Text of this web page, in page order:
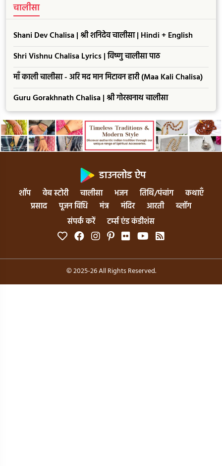
चालीसा
Shani Dev Chalisa | श्री शनिदेव चालीसा | Hindi + English
Shri Vishnu Chalisa Lyrics | विष्णु चालीसा पाठ
माँ काली चालीसा - अरि मद मान मिटावन हारी (Maa Kali Chalisa)
Guru Gorakhnath Chalisa | श्री गोरखनाथ चालीसा
डाउनलोड ऐप
शॉप वेब स्टोरी चालीसा भजन तिथि/पंचांग
कथाएँ
प्रसाद
पूजन विधि मंत्र मंदिर आरती
ब्लॉग
संपर्क करें
टर्म्स एंड कंडीशंस
© 2025-26 All Rights Reserved.